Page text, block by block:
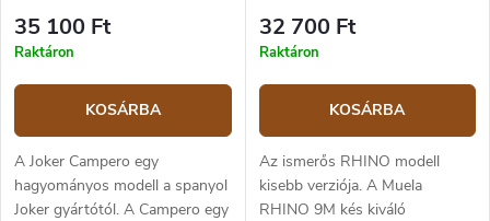
35 100 Ft
Raktáron
KOSÁRBA
A Joker Campero egy
hagyományos modell a spanyol
Joker gyártótól. A Campero egy
32 700 Ft
Raktáron
KOSÁRBA
Az ismerős RHINO modell
kisebb verziója. A Muela
RHINO 9M kés kiváló